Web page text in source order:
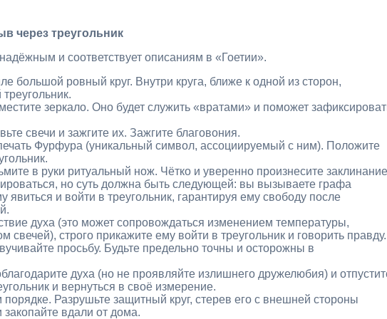
через треугольник
и соответствует описаниям в «Гоетии».
большой ровный круг. Внутри круга, ближе к одной из сторон,
зеркало. Оно будет служить «вратами» и поможет
свечи и зажгите их. Зажгите благовония.
Фурфура (уникальный символ, ассоциируемый с ним). Положите
в руки ритуальный нож. Чётко и уверенно произнесите заклинание
но суть должна быть следующей: вы вызываете графа
и войти в треугольник, гарантируя ему свободу после
духа (это может сопровождаться изменением температуры,
свечей), строго прикажите ему войти в треугольник и говорить правду.
просьбу. Будьте предельно точны и осторожны в
духа (но не проявляйте излишнего дружелюбия) и
и вернуться в своё измерение.
порядке. Разрушьте защитный круг, стерев его с внешней стороны
закопайте вдали от дома.